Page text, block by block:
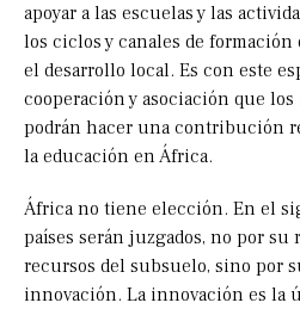
apoyar a las escuelas y las
los ciclos y canales de
el desarrollo local. Es con este
cooperación y asociación que
podrán hacer una contribución
la educación en África.
África no tiene elección. En el
países serán juzgados, no por su
recursos del subsuelo, sino por
innovación. La innovación es la